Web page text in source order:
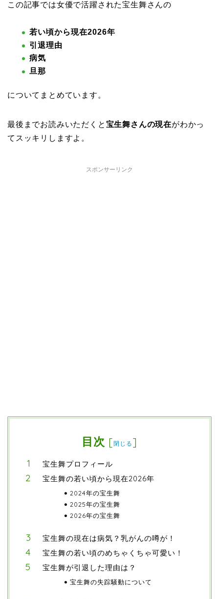
この記事では女優で活躍された宝生舞さんの
若い頃から現在2026年
引退理由
病気
旦那
についてまとめています。
最後までお読みいただくと 宝生舞さんの現在がわかっ
てスッキリしますよ。
スポンサーリンク
目次 [閉じる ]
宝生舞プロフィール
宝生舞の若い頃から現在2026年
2024年の宝生舞
2025年の宝生舞
2026年の宝生舞
宝生舞の現在は病気？乳がんの噂が！
宝生舞の若い頃のめちゃくちゃ可愛い！
宝生舞が引退した理由は？
宝生舞の失踪騒動について